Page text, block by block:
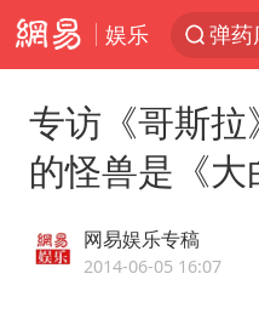
娱乐
弹药
沙特
专访《哥斯
的怪兽是《大
网易娱乐专稿
2014-06-05 16:07